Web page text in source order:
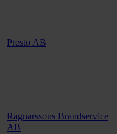
Presto AB
Ragnarssons Brandservice
AB